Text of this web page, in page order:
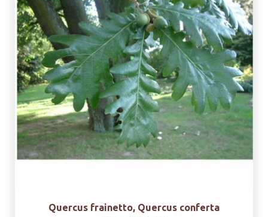
Quercus frainetto, Quercus conferta